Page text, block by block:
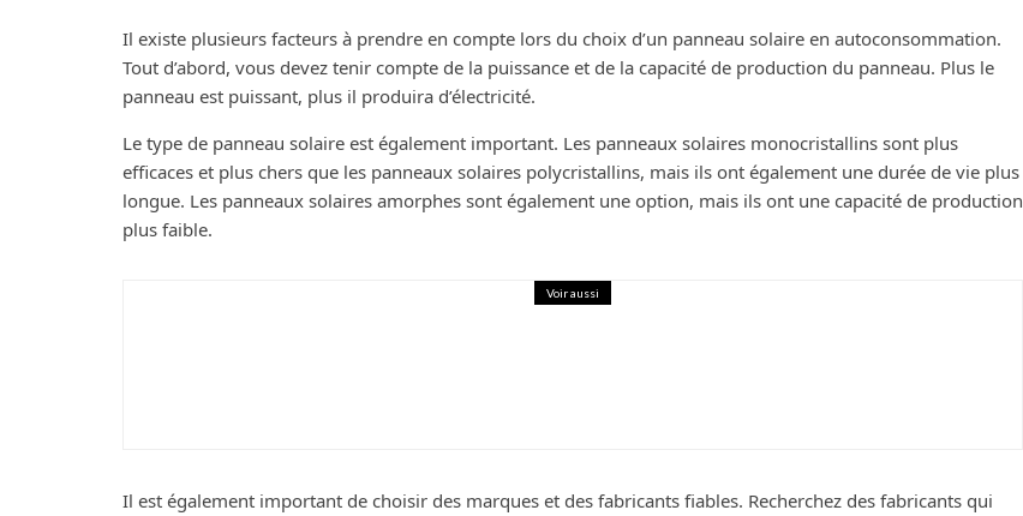
Il existe plusieurs facteurs à prendre en compte lors du choix d’un panneau solaire en autoconsommation.
Tout d’abord, vous devez tenir compte de la puissance et de la capacité de production du panneau. Plus le
panneau est puissant, plus il produira d’électricité.
Le type de panneau solaire est également important. Les panneaux solaires monocristallins sont plus
efficaces et plus chers que les panneaux solaires polycristallins, mais ils ont également une durée de vie plus
longue. Les panneaux solaires amorphes sont également une option, mais ils ont une capacité de production
plus faible.
Voir aussi
Il est également important de choisir des marques et des fabricants fiables. Recherchez des fabricants qui